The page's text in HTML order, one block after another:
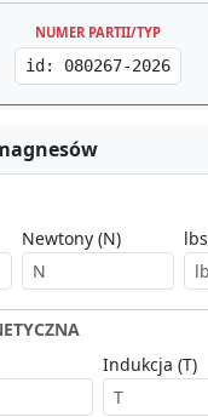
NUMER PARTII/TYP
id: 080267-2026
Newtony (N) lbs
Indukcja (T)